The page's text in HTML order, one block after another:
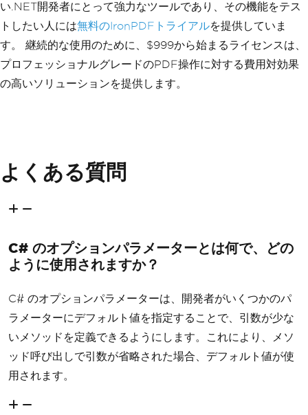
い.NET開発者にとって強力なツールであり、その機能をテス
トしたい人には無料のIronPDFトライアルを提供していま
す。 継続的な使用のために、$999から始まるライセンスは、
プロフェッショナルグレードのPDF操作に対する費用対効果
の高いソリューションを提供します。
よくある質問
C# のオプションパラメーターとは何で、どの
ように使用されますか？
C# のオプションパラメーターは、開発者がいくつかのパ
ラメーターにデフォルト値を指定することで、引数が少な
いメソッドを定義できるようにします。これにより、メソ
ッド呼び出しで引数が省略された場合、デフォルト値が使
用されます。